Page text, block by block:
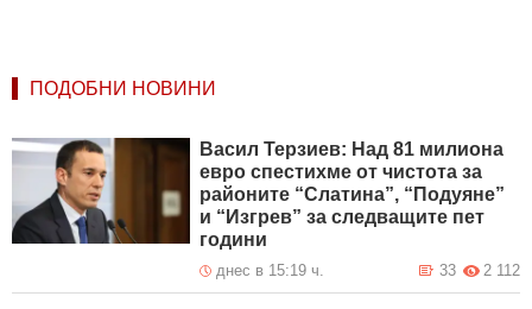
ПОДОБНИ НОВИНИ
Васил Терзиев: Над 81 милиона
евро спестихме от чистота за
районите “Слатина”, “Подуяне”
и “Изгрев” за следващите пет
години
днес в 15:19 ч. 2 112
33